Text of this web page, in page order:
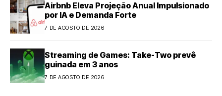
Airbnb Eleva Projeção Anual Impulsionado
por IA e Demanda Forte
7 DE AGOSTO DE 2026
Streaming de Games: Take-Two prevê
guinada em 3 anos
7 DE AGOSTO DE 2026